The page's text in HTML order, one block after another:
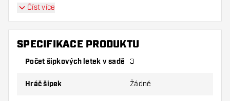
Dartshopper tip!
Ujistěte se, že máte po ruce dostatek letky a
násadky. Ty se mohou používáním poškodit
Vyzkoušejte jiný tvar, materiál nebo tloušťku
Číst více
SPECIFIKACE PRODUKTU
Počet šipkových letek v sadě 3
Hráč šipek Žádné